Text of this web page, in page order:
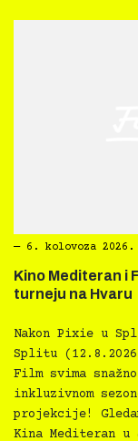
― 6. kolovoza 2026.
Kino Mediteran i
turneju na Hvaru
Nakon Pixie u
Splitu
Film svima
inkluzivnom
projekcije!
Kina Mediteran